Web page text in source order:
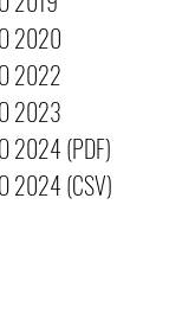
2020
2022
2023
2024 (PDF)
2024 (CSV)